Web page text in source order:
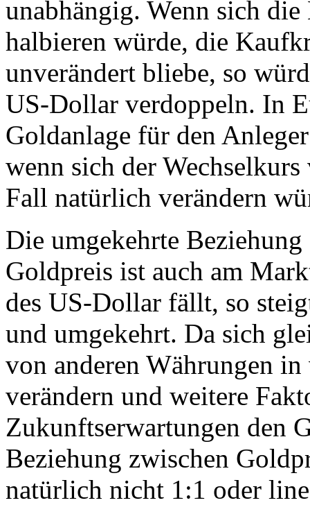
unabhängig. Wenn sich
halbieren würde, die
unverändert bliebe, so
US-Dollar verdoppeln. In
Goldanlage für den
wenn sich der
Fall natürlich verändern
Die umgekehrte
Goldpreis ist auch am
des US-Dollar fällt, so
und umgekehrt. Da sich
von anderen Währungen
verändern und weitere
Zukunftserwartungen den
Beziehung zwischen
natürlich nicht 1:1 oder